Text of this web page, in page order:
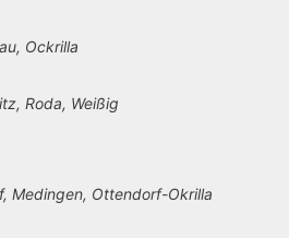
Ockrilla
Roda, Weißig
Medingen, Ottendorf-Okrilla